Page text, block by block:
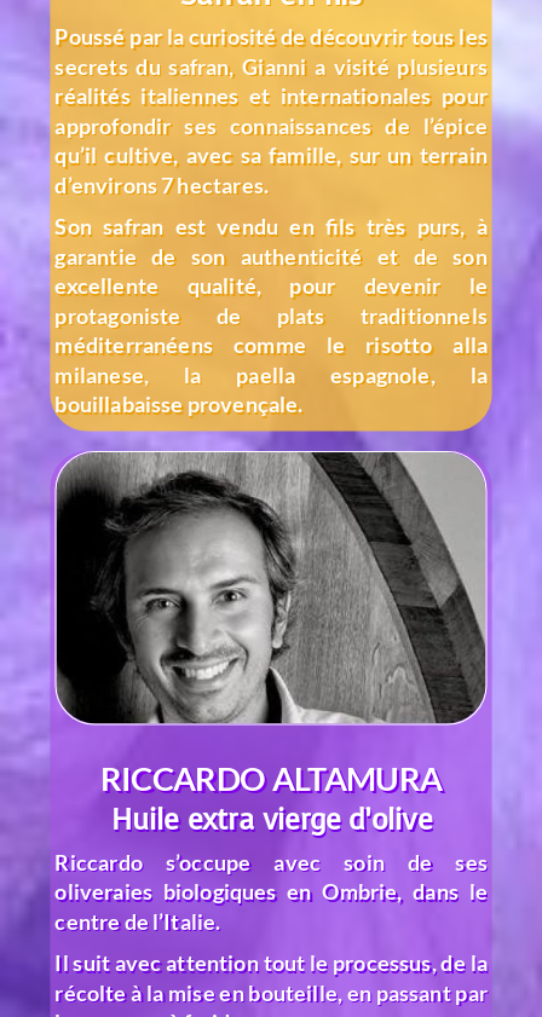
Poussé par la curiosité de découvrir tous les
secrets du safran, Gianni a visité plusieurs
réalités italiennes et internationales pour
approfondir ses connaissances de l’épice
qu’ilcultive, avec sa famille, sur un terrain
d’environs 7 hectares.
Son safran est vendu en fils très purs, à
garantie de son authenticité et de son
excellente qualité, pour devenir le
protagoniste de plats traditionnels
méditerranéens comme le risotto alla
milanese, la paella espagnole, la
bouillabaisse provençale.
RICCARDO ALTAMURA
Huile extra vierge d’olive
Riccardo s’occupe avec soin de ses
oliveraies biologiquesen Ombrie, dans le
centre de l’Italie.
Il suit avec attention tout le processus, de la
récolte à la mise en bouteille, en passant par